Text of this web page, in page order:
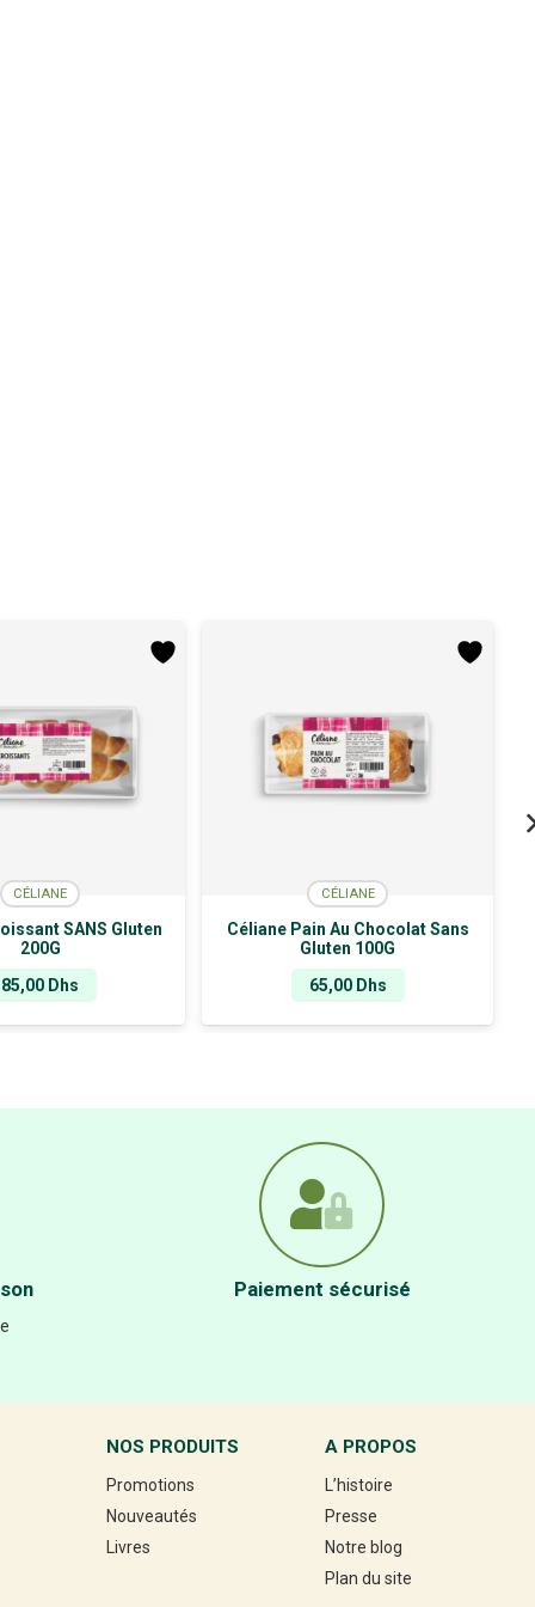
CÉLIANE
SANS Gluten
200G
85,00 Dhs
CÉLIANE
Céliane Pain Au Chocolat Sans
Gluten 100G
65,00 Dhs
Paiement sécurisé
NOS PRODUITS
Promotions
Nouveautés
Livres
A PROPOS
L’histoire
Presse
Notre blog
Plan du site